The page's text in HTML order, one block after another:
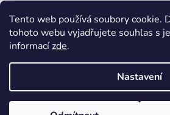
Tento web používá soubory cookie.
tohoto webu vyjadřujete souhlas s
informacízde.
Nastavení
Vytvořil